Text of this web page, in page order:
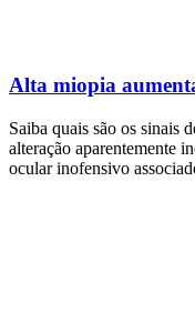
Alta miopia
Saiba quais são os sinais
alteração aparentemente
ocular inofensivo